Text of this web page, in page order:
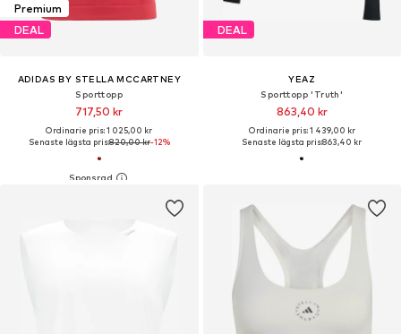
Premium
DEAL
ADIDAS BY STELLA MCCARTNEY
Sporttopp
717,50 kr
Ordinarie pris: 1 025,00 kr
Senaste lägsta pris:820,00 kr-12%
DEAL
YEAZ
Sporttopp 'Truth'
863,40 kr
Ordinarie pris: 1 439,00 kr
Senaste lägsta pris:863,40 kr